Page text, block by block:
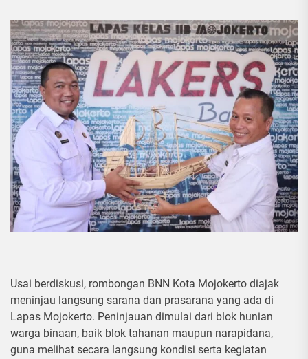
Usai berdiskusi, rombongan BNN Kota Mojokerto diajak
meninjau langsung sarana dan prasarana yang ada di
Lapas Mojokerto. Peninjauan dimulai dari blok hunian
warga binaan, baik blok tahanan maupun narapidana,
guna melihat secara langsung kondisi serta kegiatan